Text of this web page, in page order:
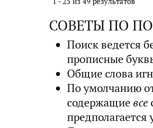
СОВЕТЫ ПО
Поиск ведется
прописные
Общие слова
По умолчанию
содержащие все
предполагается